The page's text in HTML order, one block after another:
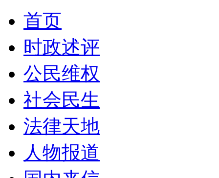
首页
时政述评
公民维权
社会民生
法律天地
人物报道